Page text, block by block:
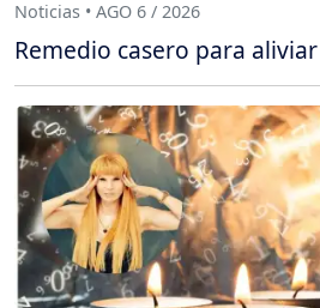
Noticias • AGO 6 / 2026
Remedio casero para